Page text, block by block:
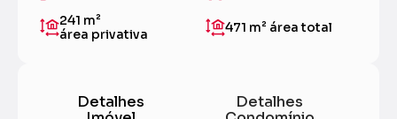
241 m²
área privativa
471 m² área total
Detalhes
Detalhes